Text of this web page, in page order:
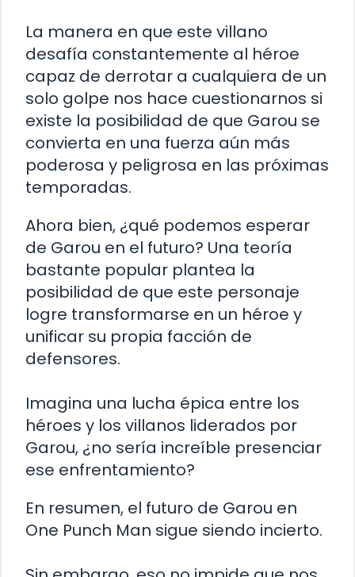
La manera en que este villano
desafía constantemente al héroe
capaz de derrotar a cualquiera de un
solo golpe nos hace cuestionarnos si
existe la posibilidad de que Garou se
convierta en una fuerza aún más
poderosa y peligrosa en las próximas
temporadas.
Ahora bien, ¿qué podemos esperar
de Garou en el futuro? Una teoría
bastante popular plantea la
posibilidad de que este personaje
logre transformarse en un héroe y
unificar su propia facción de
defensores.
Imagina una lucha épica entre los
héroes y los villanos liderados por
Garou, ¿no sería increíble presenciar
ese enfrentamiento?
En resumen, el futuro de Garou en
One Punch Man sigue siendo incierto.